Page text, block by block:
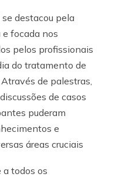
destacou pela
focada nos
pelos profissionais
do tratamento de
de palestras,
de casos
puderam
e
áreas cruciais
a todos os